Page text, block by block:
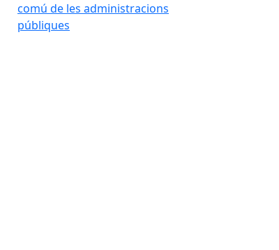
comú de les administracions
públiques